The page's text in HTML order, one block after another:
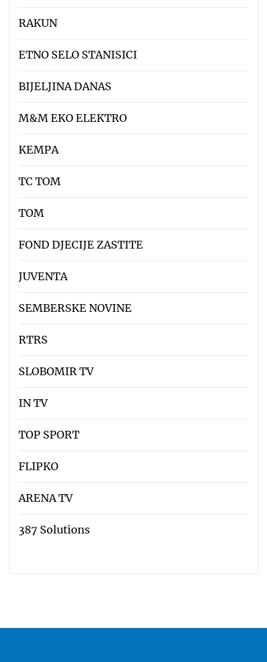
RAKUN
ETNO SELO STANISICI
BIJELJINA DANAS
M&M EKO ELEKTRO
KEMPA
TC TOM
TOM
FOND DJECIJE ZASTITE
JUVENTA
SEMBERSKE NOVINE
RTRS
SLOBOMIR TV
IN TV
TOP SPORT
FLIPKO
ARENA TV
387 Solutions